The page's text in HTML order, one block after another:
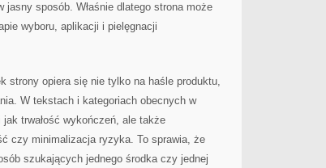
jasny sposób. Właśnie dlatego strona może
wyboru, aplikacji i pielęgnacji
strony opiera się nie tylko na haśle produktu,
W tekstach i kategoriach obecnych w
trwałość wykończeń, ale także
czy minimalizacja ryzyka. To sprawia, że
szukających jednego środka czy jednej